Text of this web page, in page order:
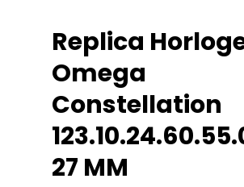
Replica
Omega
Constellation
27 MM